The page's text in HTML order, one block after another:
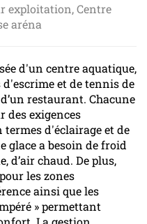
exploitation, Centre
aréna
d'un centre aquatique,
d'escrime et de tennis de
restaurant. Chacune
des exigences
termes d'éclairage et de
glace a besoin de froid
d’air chaud. De plus,
les zones
ainsi que les
» permettant